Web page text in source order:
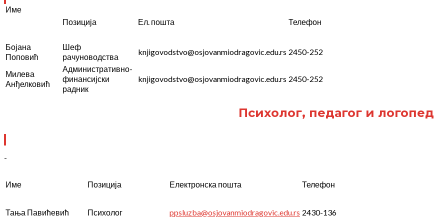
Име
Позиција
Ел. пошта Телефон
Бојана
Поповић
Шеф
рачуноводства
knjigovodstvo@osjovanmiodragovic.edu.rs 2450-252
Милева
Анђелковић
Административно-
финансијски
радник
knjigovodstvo@osjovanmiodragovic.edu.rs 2450-252
Психолог, педагог и логопед
-
Име Позиција Електронска пошта Телефон
Тања Павићевић Психолог ppsluzba@osjovanmiodragovic.edu.rs 2430-136